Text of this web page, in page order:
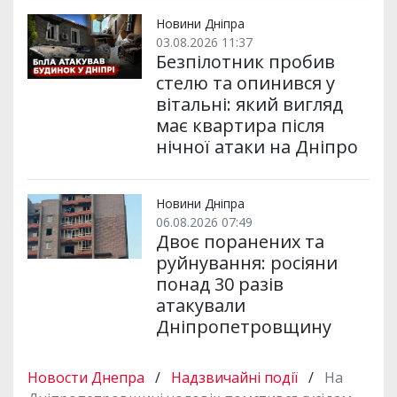
Новини Дніпра
03.08.2026 11:37
Безпілотник пробив
стелю та опинився у
вітальні: який вигляд
має квартира після
нічної атаки на Дніпро
Новини Дніпра
06.08.2026 07:49
Двоє поранених та
руйнування: росіяни
понад 30 разів
атакували
Дніпропетровщину
Новости Днепра / Надзвичайні події / На